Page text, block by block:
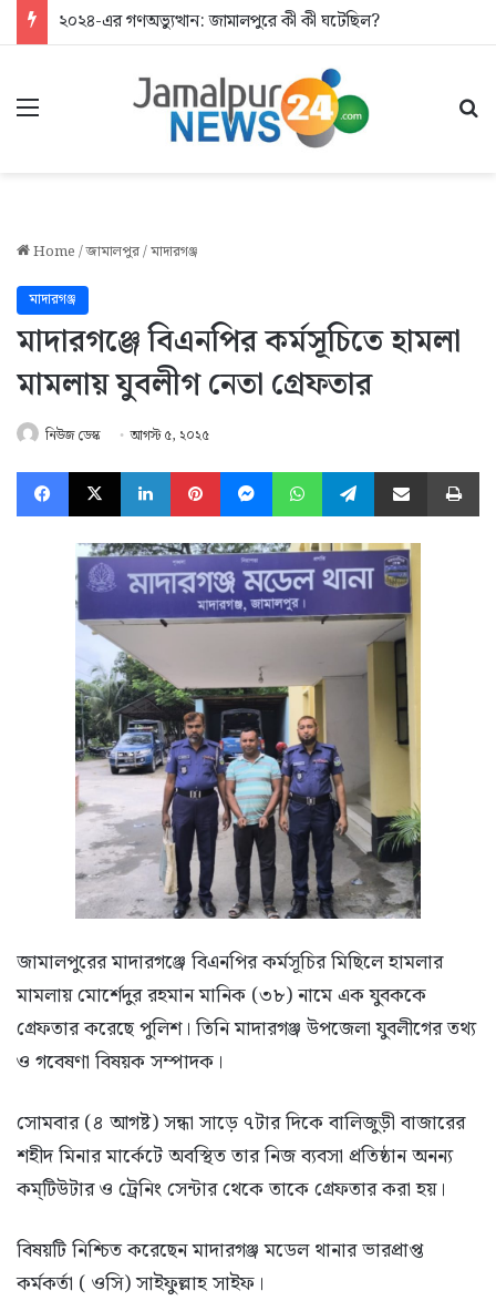
২০২৪-এর গণঅভ্যুত্থান: জামালপুরে কী কী ঘটেছিল?
Menu
Home/জামালপুর/মাদারগঞ্জ
মাদারগঞ্জ
মাদারগঞ্জে বিএনপির কর্মসূচিতে হামলা
মামলায় যুবলীগ নেতা গ্রেফতার
নিউজ ডেস্ক আগস্ট ৫, ২০২৫
Facebook
X LinkedInPinterestMessengerWhatsAppTelegramShare via Email
জামালপুরের মাদারগঞ্জে বিএনপির কর্মসূচির মিছিলে হামলার
মামলায় মোর্শেদুর রহমান মানিক (৩৮) নামে এক যুবককে
গ্রেফতার করেছে পুলিশ। তিনি মাদারগঞ্জ উপজেলা যুবলীগের তথ্য
ও গবেষণা বিষয়ক সম্পাদক।
সোমবার (৪ আগষ্ট) সন্ধা সাড়ে ৭টার দিকে বালিজুড়ী বাজারের
শহীদ মিনার মার্কেটে অবস্থিত তার নিজ ব্যবসা প্রতিষ্ঠান অনন্য
কম্টিউটার ও ট্রেনিং সেন্টার থেকে তাকে গ্রেফতার করা হয়।
বিষয়টি নিশ্চিত করেছেন মাদারগঞ্জ মডেল থানার ভারপ্রাপ্ত
কর্মকর্তা ( ওসি) সাইফুল্লাহ সাইফ।